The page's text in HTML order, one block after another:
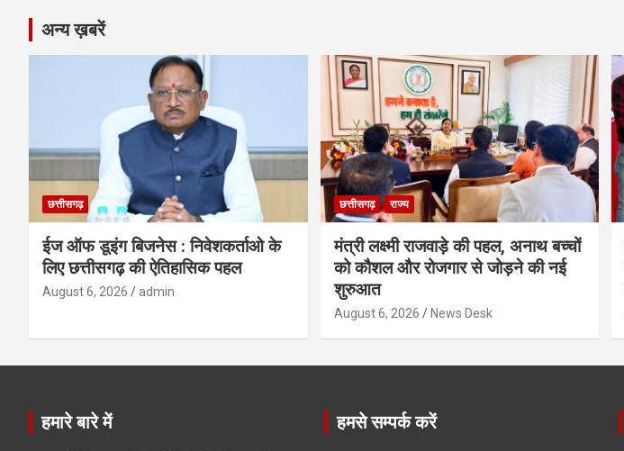
अन्य ख़बरें
छत्तीसगढ़
ईज ऑफ डूइंग बिजनेस : निवेशकर्ताओ के
लिए छत्तीसगढ़ की ऐतिहासिक पहल
August 6, 2026 admin
छत्तीसगढ़ राज्य
मंत्री लक्ष्मी राजवाड़े की पहल, अनाथ बच्चों
को कौशल और रोजगार से जोड़ने की नई
शुरुआत
August 6, 2026 News Desk
हमारे बारे में हमसे सम्पर्क करें